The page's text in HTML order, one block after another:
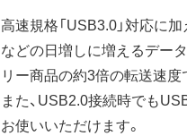
高速規格「USB3.0」対応に
などの日増しに増えるデー
リー商品の約3倍の転送速度
また、USB2.0接続時でも
お使いいただけます。